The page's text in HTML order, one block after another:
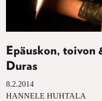
Epäuskon,
Duras
8.2.2014
HANNELE HUHTALA